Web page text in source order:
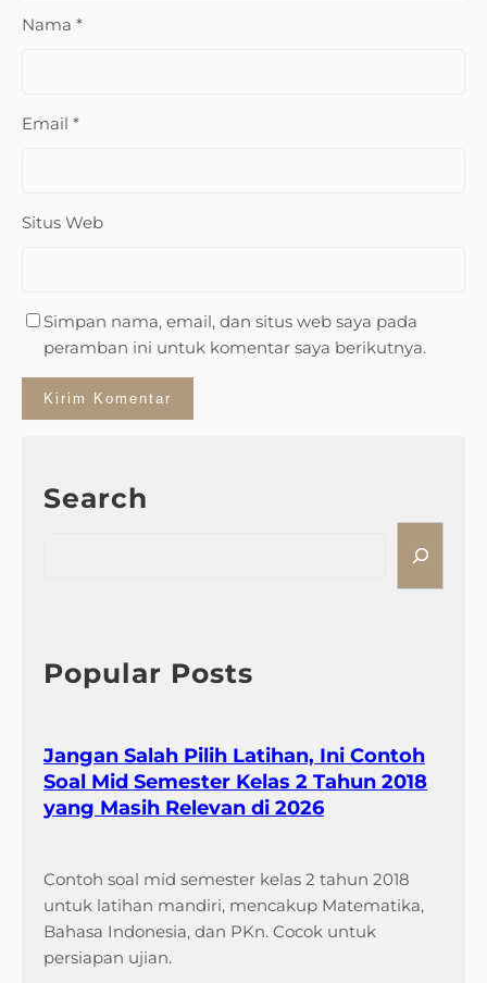
Nama *
Email *
Situs Web
Simpan nama, email, dan situs web saya pada
peramban ini untuk komentar saya berikutnya.
Search
h
Popular Posts
Jangan Salah Pilih Latihan, Ini Contoh
Soal Mid Semester Kelas 2 Tahun 2018
yang Masih Relevan di 2026
Contoh soal mid semester kelas 2 tahun 2018
untuk latihan mandiri, mencakup Matematika,
Bahasa Indonesia, dan PKn. Cocok untuk
persiapan ujian.